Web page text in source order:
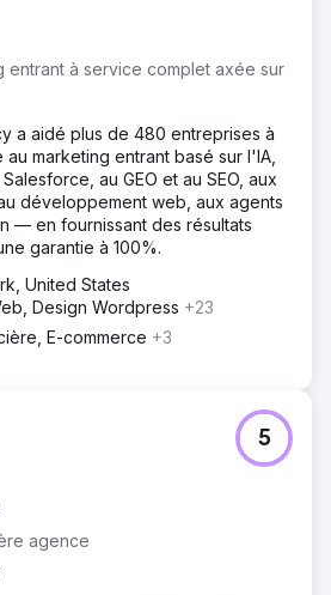
entrant à service complet axée sur
a aidé plus de 480 entreprises à
marketing entrant basé sur l'IA,
au GEO et au SEO, aux
développement web, aux agents
— en fournissant des résultats
garantie à 100%.
United States
Design Wordpress +23
E-commerce +3
agence
5